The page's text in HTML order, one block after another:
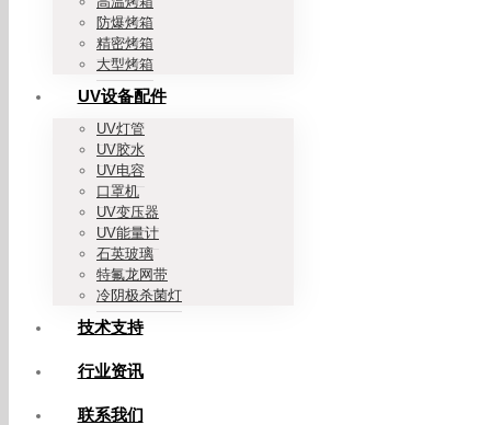
防爆烤箱
精密烤箱
大型烤箱
UV设备配件
UV灯管
UV胶水
UV电容
口罩机
UV变压器
UV能量计
石英玻璃
特氟龙网带
冷阴极杀菌灯
技术支持
行业资讯
联系我们